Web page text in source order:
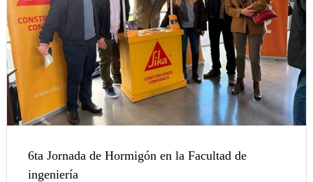
6ta Jornada de Hormigón en la Facultad de
ingeniería